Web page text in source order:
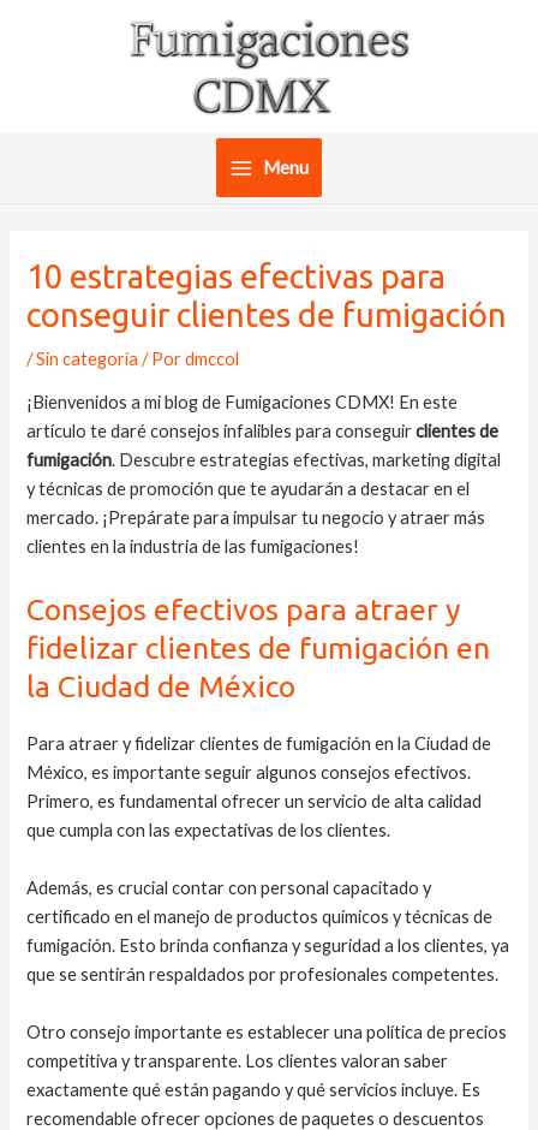
Main
Menu
10 estrategias efectivas para
conseguir clientes de fumigación
/Sin categoría / Pordmccol
¡Bienvenidos a mi blog de Fumigaciones CDMX! En este
artículo te daré consejos infalibles para conseguirclientes de
fumigación. Descubre estrategias efectivas, marketing digital
y técnicas de promoción que te ayudarán a destacar en el
mercado. ¡Prepárate para impulsar tu negocio y atraer más
clientes en la industria de las fumigaciones!
Consejos efectivos para atraer y
fidelizar clientes de fumigación en
la Ciudad de México
Para atraer y fidelizar clientes de fumigación en la Ciudad de
México, es importante seguir algunos consejos efectivos.
Primero, es fundamental ofrecer un servicio de alta calidad
que cumpla con las expectativas de los clientes.
Además, es crucial contar con personal capacitado y
certificado en el manejo de productos químicos y técnicas de
fumigación. Esto brinda confianza y seguridad a los clientes, ya
que se sentirán respaldados por profesionales competentes.
Otro consejo importante es establecer una política de precios
competitiva y transparente. Los clientes valoran saber
exactamente qué están pagando y qué servicios incluye. Es
recomendable ofrecer opciones de paquetes o descuentos